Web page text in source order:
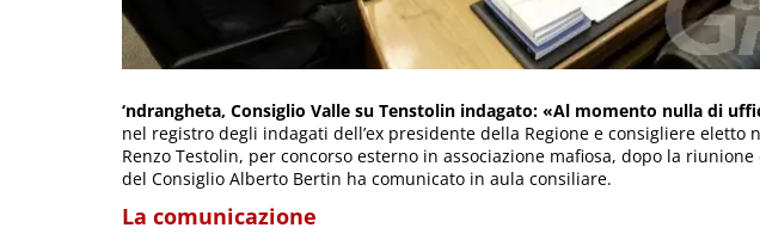
‘ndrangheta, Consiglio Valle su Tenstolin indagato: «Al momento nulla di
nel registro degli indagati dell’ex presidente della Regione e consigliere eletto
Renzo Testolin, per concorso esterno in associazione mafiosa, dopo la
del Consiglio Alberto Bertin ha comunicato in aula consiliare.
La comunicazione